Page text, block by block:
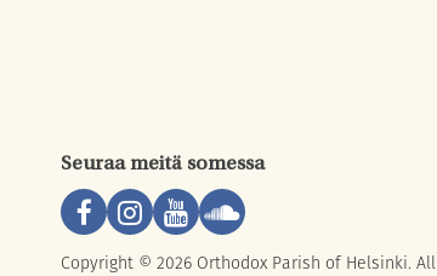
Seuraa meitä somessa
Copyright © 2026 Orthodox Parish of Helsinki. All